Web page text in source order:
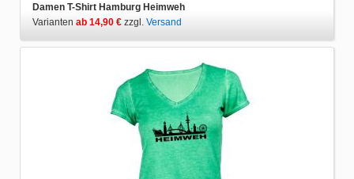
Damen T-Shirt Hamburg Heimweh
Varianten ab 14,90 € zzgl. Versand